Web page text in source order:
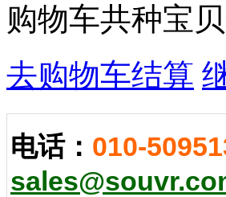
购物车共种宝贝
去购物车结算
电话： 010-